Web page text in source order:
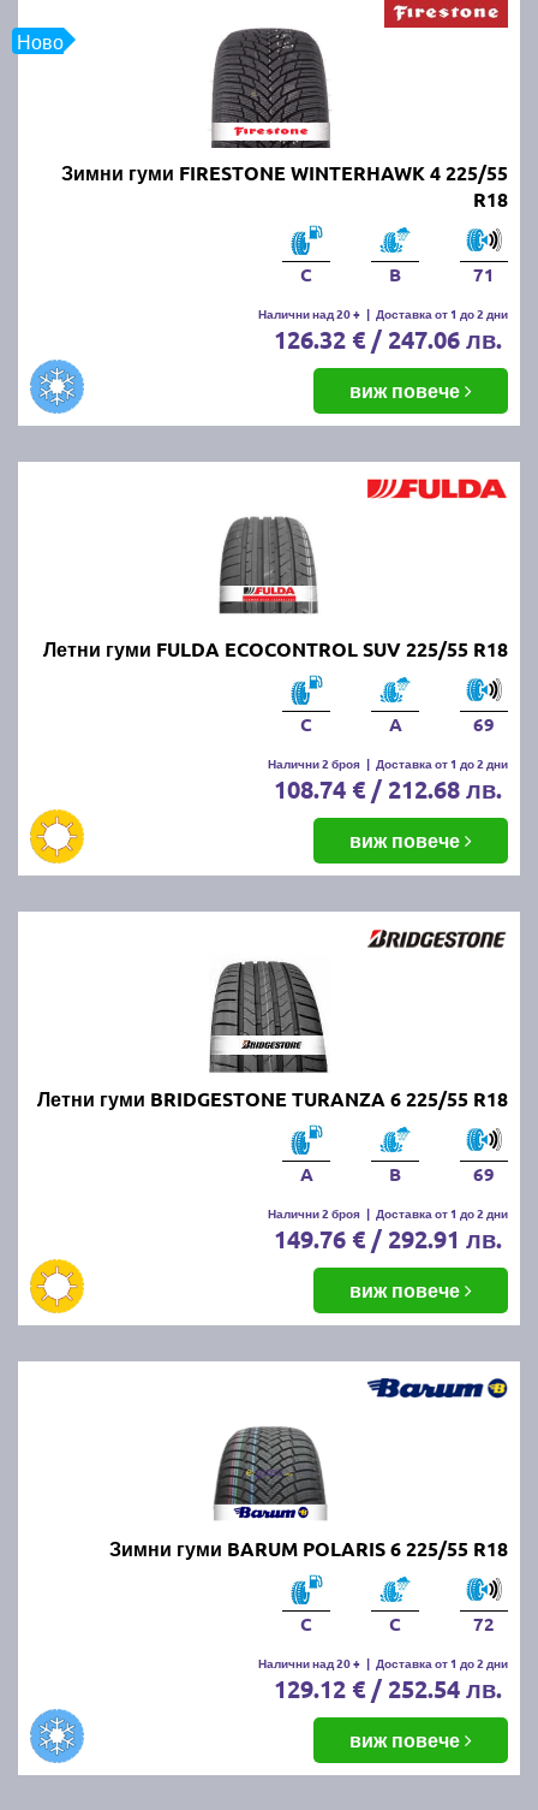
Ново
Зимни гуми FIRESTONE WINTERHAWK 4 225/55
R18
C B 71
Налични над 20 + | Доставка от 1 до 2 дни
126.32 € / 247.06 лв.
виж повече
Летни гуми FULDA ECOCONTROL SUV 225/55 R18
C A 69
Налични 2 броя | Доставка от 1 до 2 дни
108.74 € / 212.68 лв.
виж повече
Летни гуми BRIDGESTONE TURANZA 6 225/55 R18
A B 69
Налични 2 броя | Доставка от 1 до 2 дни
149.76 € / 292.91 лв.
виж повече
Зимни гуми BARUM POLARIS 6 225/55 R18
C C 72
Налични над 20 + | Доставка от 1 до 2 дни
129.12 € / 252.54 лв.
виж повече